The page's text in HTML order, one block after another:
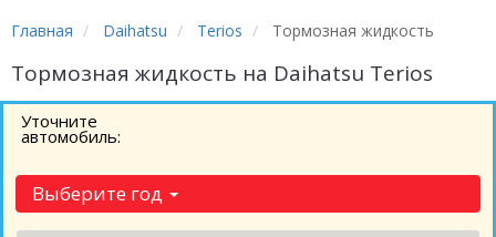
Главная Daihatsu Terios Тормозная жидкость
Тормозная жидкость на Daihatsu Terios
Уточните
автомобиль:
Выберите год